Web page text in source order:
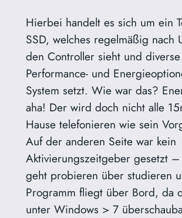
Hierbei handelt es sich um ein
SSD, welches regelmäßig nach
den Controller sieht und diverse
Performance- und
System setzt. Wie war das?
aha! Der wird doch nicht alle
Hause telefonieren wie sein
Auf der anderen Seite war kein
Aktivierungszeitgeber gesetzt
geht probieren über studieren
Programm fliegt über Bord, da
unter Windows > 7